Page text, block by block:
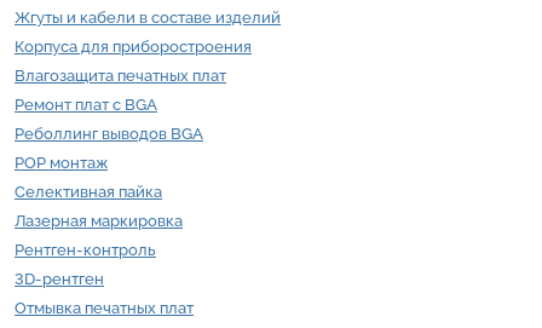
Жгуты и кабели в составе изделий
Корпуса для приборостроения
Влагозащита печатных плат
Ремонт плат с BGA
Реболлинг выводов BGA
POP монтаж
Селективная пайка
Лазерная маркировка
Рентген-контроль
3D-рентген
Отмывка печатных плат